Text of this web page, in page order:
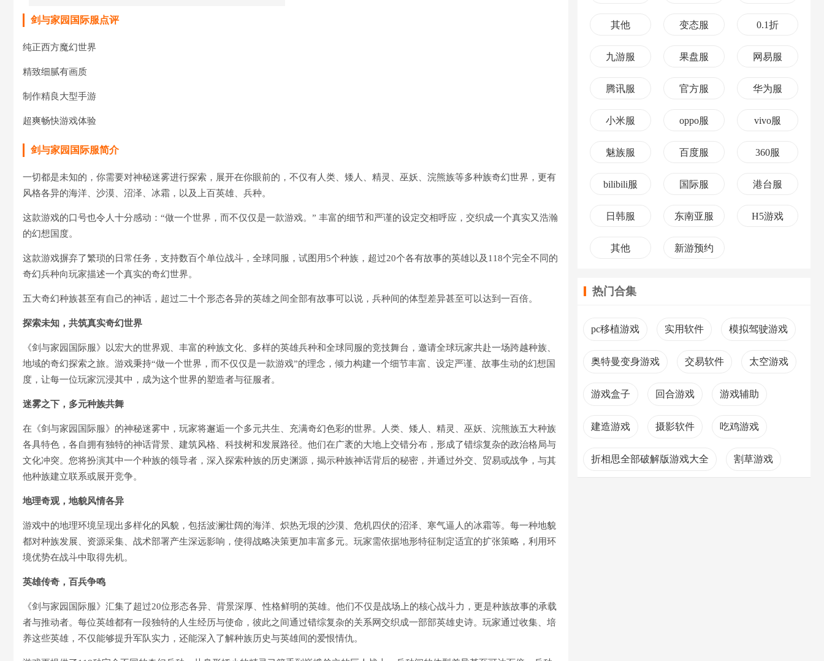
剑与家园国际服点评
纯正西方魔幻世界
精致细腻有画质
制作精良大型手游
超爽畅快游戏体验
剑与家园国际服简介
一切都是未知的，你需要对神秘迷雾进行探索，展开在你眼前的，不仅有人类、矮人、精灵、巫妖、浣熊族等多种族奇幻世界，更有
风格各异的海洋、沙漠、沼泽、冰霜，以及上百英雄、兵种。
这款游戏的口号也令人十分感动：“做一个世界，而不仅仅是一款游戏。” 丰富的细节和严谨的设定交相呼应，交织成一个真实又浩瀚
的幻想国度。
这款游戏摒弃了繁琐的日常任务，支持数百个单位战斗，全球同服，试图用5个种族，超过20个各有故事的英雄以及118个完全不同的
奇幻兵种向玩家描述一个真实的奇幻世界。
五大奇幻种族甚至有自己的神话，超过二十个形态各异的英雄之间全部有故事可以说，兵种间的体型差异甚至可以达到一百倍。
探索未知，共筑真实奇幻世界
《剑与家园国际服》以宏大的世界观、丰富的种族文化、多样的英雄兵种和全球同服的竞技舞台，邀请全球玩家共赴一场跨越种族、
地域的奇幻探索之旅。游戏秉持“做一个世界，而不仅仅是一款游戏”的理念，倾力构建一个细节丰富、设定严谨、故事生动的幻想国
度，让每一位玩家沉浸其中，成为这个世界的塑造者与征服者。
迷雾之下，多元种族共舞
在《剑与家园国际服》的神秘迷雾中，玩家将邂逅一个多元共生、充满奇幻色彩的世界。人类、矮人、精灵、巫妖、浣熊族五大种族
各具特色，各自拥有独特的神话背景、建筑风格、科技树和发展路径。他们在广袤的大地上交错分布，形成了错综复杂的政治格局与
文化冲突。您将扮演其中一个种族的领导者，深入探索种族的历史渊源，揭示种族神话背后的秘密，并通过外交、贸易或战争，与其
他种族建立联系或展开竞争。
地理奇观，地貌风情各异
游戏中的地理环境呈现出多样化的风貌，包括波澜壮阔的海洋、炽热无垠的沙漠、危机四伏的沼泽、寒气逼人的冰霜等。每一种地貌
都对种族发展、资源采集、战术部署产生深远影响，使得战略决策更加丰富多元。玩家需依据地形特征制定适宜的扩张策略，利用环
境优势在战斗中取得先机。
英雄传奇，百兵争鸣
《剑与家园国际服》汇集了超过20位形态各异、背景深厚、性格鲜明的英雄。他们不仅是战场上的核心战斗力，更是种族故事的承载
者与推动者。每位英雄都有一段独特的人生经历与使命，彼此之间通过错综复杂的关系网交织成一部部英雄史诗。玩家通过收集、培
养这些英雄，不仅能够提升军队实力，还能深入了解种族历史与英雄间的爱恨情仇。
其他 变态服 0.1折
九游服 果盘服 网易服
腾讯服 官方服 华为服
小米服 oppo服 vivo服
魅族服 百度服 360服
bilibili服 国际服 港台服
日韩服 东南亚服 H5游戏
其他 新游预约
热门合集
pc移植游戏 实用软件 模拟驾驶游戏
奥特曼变身游戏 交易软件 太空游戏
游戏盒子 回合游戏 游戏辅助
建造游戏 摄影软件 吃鸡游戏
折相思全部破解版游戏大全 割草游戏